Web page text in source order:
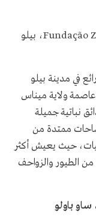
مدينة بيلو
ولاية ميناس
جميلة
ممتدة من
حيث يعيش أكثر
مختلف من الطيور والزواحف
باولو